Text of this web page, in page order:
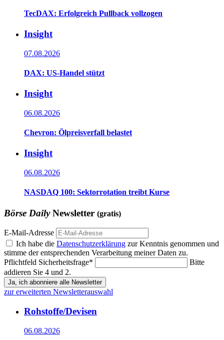
TecDAX: Erfolgreich Pullback vollzogen
Insight
07.08.2026
DAX: US-Handel stützt
Insight
06.08.2026
Chevron: Ölpreisverfall belastet
Insight
06.08.2026
NASDAQ 100: Sektorrotation treibt Kurse
Börse DailyNewsletter (gratis)
E-Mail-Adresse
Ich habe die Datenschutzerklärung zur Kenntnis genommen und
stimme der entsprechenden Verarbeitung meiner Daten zu.
Pflichtfeld Sicherheitsfrage*
Bitte
addieren Sie 4 und 2.
Ja, ich abonniere alle Newsletter
zur erweiterten Newsletterauswahl
Rohstoffe/Devisen
06.08.2026